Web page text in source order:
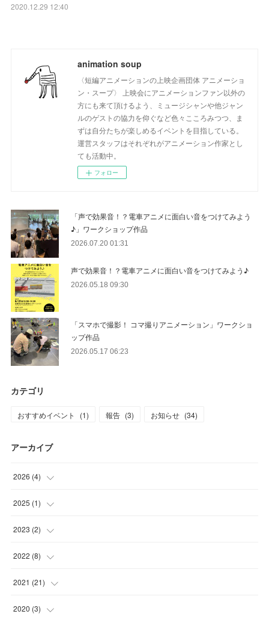
2020.12.29 12:40
animation soup
〈短編アニメーションの上映企画団体 アニメーショ
ン・スープ〉 上映会にアニメーションファン以外の
方にも来て頂けるよう、ミュージシャンや他ジャン
ルのゲストの協力を仰ぐなど色々こころみつつ、ま
ずは自分たちが楽しめるイベントを目指している。
運営スタッフはそれぞれがアニメーション作家とし
ても活動中。
フォロー
「声で効果音！？電車アニメに面白い音をつけてみよう
♪」ワークショップ作品
2026.07.20 01:31
声で効果音！？電車アニメに面白い音をつけてみよう♪
2026.05.18 09:30
「スマホで撮影！ コマ撮りアニメーション」ワークショ
ップ作品
2026.05.17 06:23
カテゴリ
おすすめイベント (1) 報告 (3) お知らせ (34)
アーカイブ
2026 (4)
( )
( )
(
2025 (1)
( )
2023 (2)
( )
(1
2022 (8)
(1
( )
2021 (21)
( 10 )
2020 (3)